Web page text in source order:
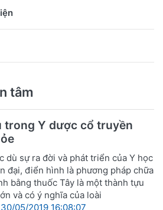
tâm
trong Y dược cổ truyền
dù sự ra đời và phát triển của Y học
đại, điển hình là phương pháp chữa
bằng thuốc Tây là một thành tựu
và có ý nghĩa của loài
30/05/2019 16:08:07